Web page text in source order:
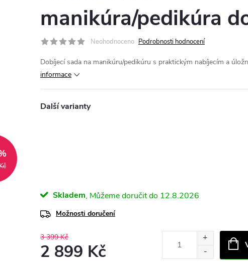
manikúra/pedikúra
Neohodnoceno Podrobnosti hodnocení
Dobíjecí sada na manikúru/pedikúru s praktickým nabíjecím a
informace
Skladem 12.8.2026
Možnosti doručení
3 399 Kč
2 899 Kč